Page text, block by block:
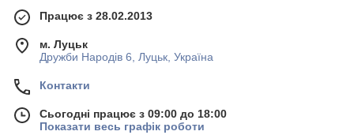
Працює з 28.02.2013
м. Луцьк
Дружби Народів 6, Луцьк, Україна
Контакти
Сьогодні працює з 09:00 до 18:00
Показати весь графік роботи